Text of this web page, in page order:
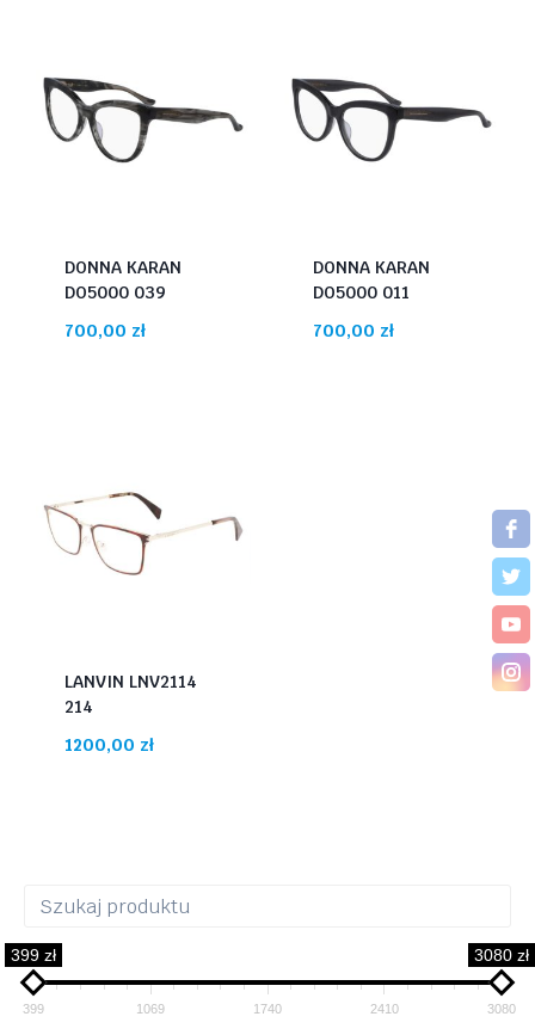
DONNA KARAN
DO5000 039
700,00 zł
DONNA KARAN
DO5000 011
700,00 zł
LANVIN LNV2114
214
1200,00 zł
399 zł 3080 zł
399 1069 1740 2410 3080